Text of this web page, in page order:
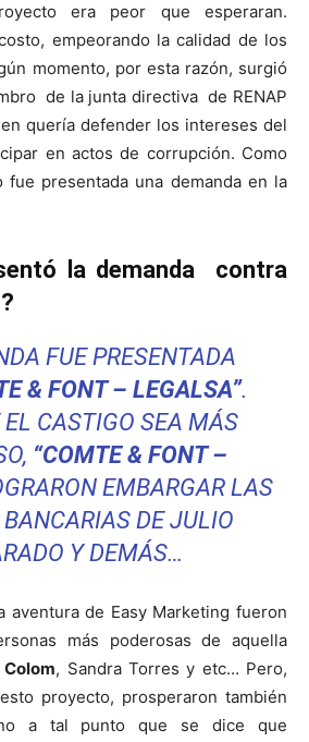
era peor que esperaran.
empeorando la calidad de los
momento, por esta razón, surgió
de la junta directiva de RENAP
quería defender los intereses del
en actos de corrupción. Como
fue presentada una demanda en la
la demanda contra
FUE PRESENTADA
& FONT – LEGALSA”.
EL CASTIGO SEA MÁS
“COMTE & FONT –
EMBARGAR LAS
DE JULIO
Y DEMÁS…
aventura de Easy Marketing fueron
más poderosas de aquella
, Sandra Torres y etc… Pero,
proyecto, prosperaron también
a tal punto que se dice que